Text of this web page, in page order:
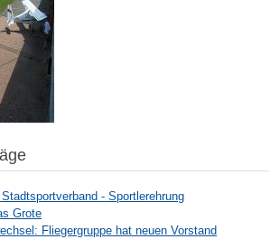
- Sportlerehrung
Grote
Fliegergruppe hat neuen Vorstand